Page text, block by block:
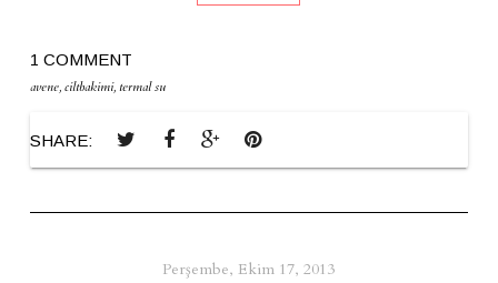
1 COMMENT
avene,ciltbakimi,termal su
SHARE:
Perşembe, Ekim 17, 2013